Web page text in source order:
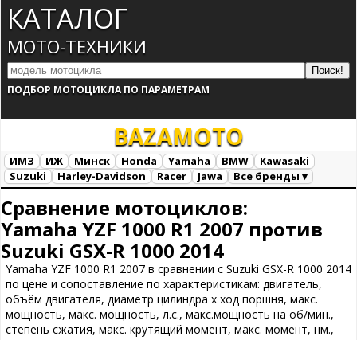
КАТАЛОГ
МОТО-ТЕХНИКИ
ПОДБОР МОТОЦИКЛА ПО ПАРАМЕТРАМ
BAZAMOTO
ИМЗ ИЖ Минск Honda Yamaha BMW
Kawasaki
Suzuki
Harley-Davidson Racer Jawa
Все бренды ▾
Сравнение мотоциклов:
Yamaha YZF 1000 R1 2007 против
Suzuki GSX-R 1000 2014
Yamaha YZF 1000 R1 2007 в сравнении с Suzuki GSX-R 1000 2014
по цене и сопоставление по характеристикам: двигатель,
объём двигателя, диаметр цилиндра х ход поршня, макс.
мощность, макс. мощность, л.с., макс.мощность на об/мин.,
степень сжатия, макс. крутящий момент, макс. момент, нм.,